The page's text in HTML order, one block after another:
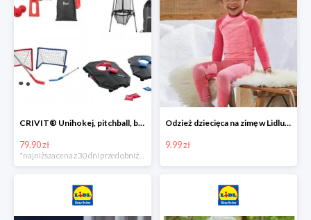
CRIVIT® Unihokej, pitchball, bean bag lub disc golf
79.90 zł
Odzież dziecięca na zimę w Lidlu Online od 9,99 zł
9.99 zł